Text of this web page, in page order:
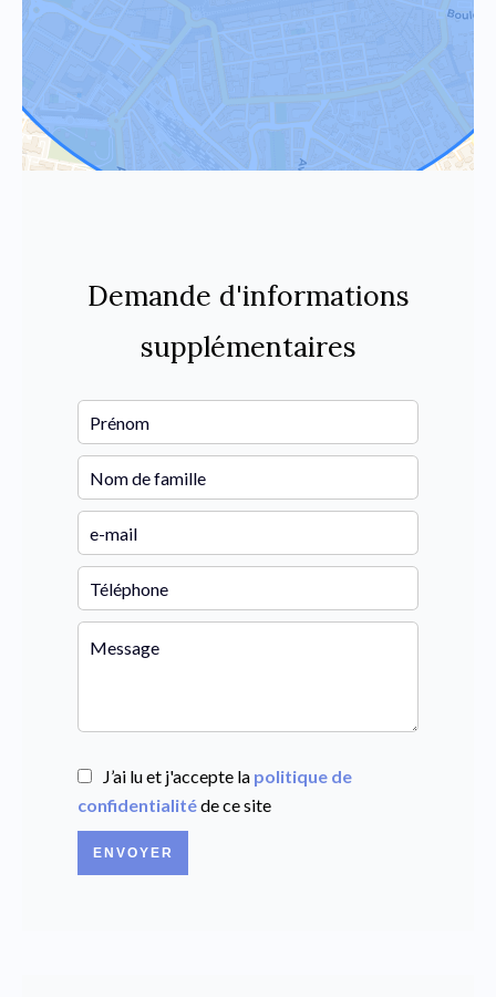
Demande d'informations
supplémentaires
J’ai lu et j'accepte la politique de
confidentialitéde ce site
ENVOYER